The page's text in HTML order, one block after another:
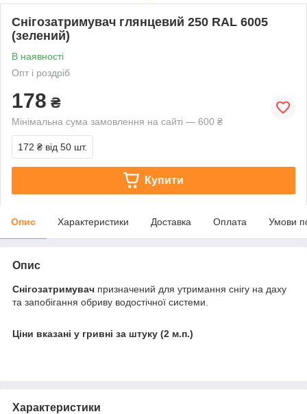
Снігозатримувач глянцевий 250 RAL 6005
(зелений)
В наявності
Опт і роздріб
178 ₴
Мінімальна сума замовлення на сайті — 600 ₴
172 ₴ від 50 шт.
Купити
Опис Характеристики Доставка Оплата Умови
Опис
Снігозатримувач призначений для утримання снігу на даху
та запобігання обриву водостічної системи.
Ціни вказані у гривні за штуку (2 м.п.)
Характеристики